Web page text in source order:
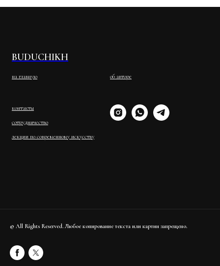
BUDUCHIKH
на главную об авторе
контакты
сотрудничество
лекции по современному искусству
© All Rights Reserved. Любое копирование текста или картин запрещено.